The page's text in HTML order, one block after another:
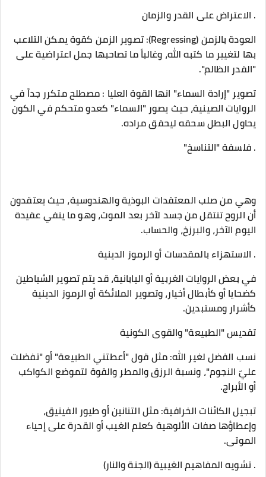
. الاعتراض على القدر والزمان
​العودة بالزمن (Regressing): تصوير الزمن كقوة يمكن التلاعب
بها لتغيير ما كتبه الله، وغالباً ما تصاحبها جمل اعتراضية على
"القدر الظالم".
​تصوير "إرادة السماء" انها القوة العليا : مصطلح متكرر جداً في
الروايات الصينية، حيث يصور "السماء" كعدو متحكم في الكون
يحاول البطل سحقه ليحقق مراده.
​. فلسفة "التناسخ"
​وهي من صلب المعتقدات البوذية والهندوسية، حيث يعتقدون
أن الروح تنتقل من جسد لآخر بعد الموت، وهو ما ينفي عقيدة
اليوم الآخر، والبرزخ، والحساب.
. الاستهزاء بالمقدسات أو الرموز الدينية
​في بعض الروايات الغربية أو اليابانية، قد يتم تصوير الشياطين
كضحايا أو كأبطال أخيار، وتصوير الملائكة أو الرموز الدينية
كأشرار ومستبدين.
​تقديس "الطبيعة" والقوى الكونية
​نسب الفضل لغير الله: مثل قول "أعطتني الطبيعة" أو "تفضلت
عليّ النجوم"، ونسبة الرزق والمطر والقوة لتموضع الكواكب
أو الأبراج.
​تبجيل الكائنات الخرافية: مثل التنانين أو طيور الفينيق،
وإعطاؤها صفات الألوهية كعلم الغيب أو القدرة على إحياء
الموتى.
. تشويه المفاهيم الغيبية (الجنة والنار)